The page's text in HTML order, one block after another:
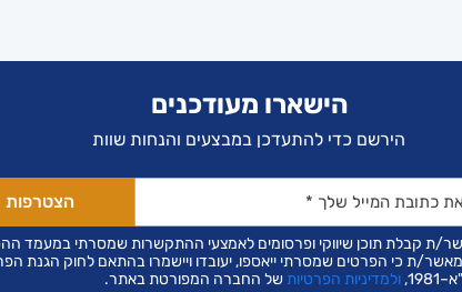
הישארו מעודכנים
הירשם כדי להתעדכן במבצעים והנחות שוות
ת קבלת תוכן שיווקי ופרסומים לאמצעי ההתקשרות שמסרתי במעמד
מאשר/ת כי הפרטים שמסרתי ייאספו, יעובדו ויישמרו בהתאם לחוק הגנת
ולמדיניות הפרטיות של החברה המפורטת באתר.